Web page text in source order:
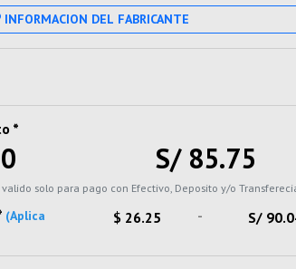
INFORMACION DEL FABRICANTE
*
S/ 85.75
solo para pago con Efectivo, Deposito y/o
(Aplica
$ 26.25 - S/